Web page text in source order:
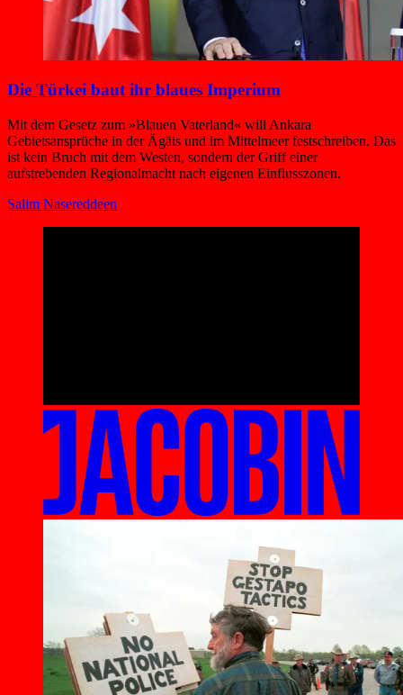
Die Türkei baut ihr blaues Imperium
Mit dem Gesetz zum »Blauen Vaterland« will Ankara
Gebietsansprüche in der Ägäis und im Mittelmeer festschreiben. Das
ist kein Bruch mit dem Westen, sondern der Griff einer
aufstrebenden Regionalmacht nach eigenen Einflusszonen.
Salim Nasereddeen